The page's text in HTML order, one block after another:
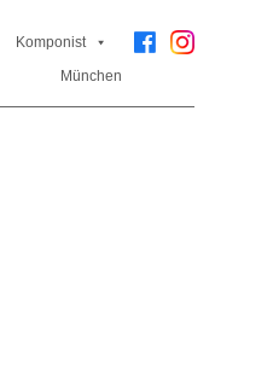
München
Komponist